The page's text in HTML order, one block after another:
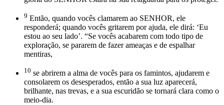
9 Então, quando vocês clamarem ao SENHOR, ele
responderá; quando vocês gritarem por ajuda, ele dirá: ‘Eu
estou ao seu lado’. “Se vocês acabarem com todo tipo de
exploração, se pararem de fazer ameaças e de espalhar
mentiras,
10 se abrirem a alma de vocês para os famintos, ajudarem e
consolarem os desesperados, então a sua luz aparecerá,
brilhante, nas trevas, e a sua escuridão se tornará clara como o
meio-dia.